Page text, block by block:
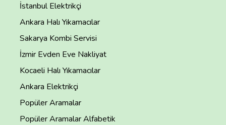
İstanbul Elektrikçi
Ankara Halı Yıkamacılar
Sakarya Kombi Servisi
İzmir Evden Eve Nakliyat
Kocaeli Halı Yıkamacılar
Ankara Elektrikçi
Popüler Aramalar
Popüler Aramalar Alfabetik